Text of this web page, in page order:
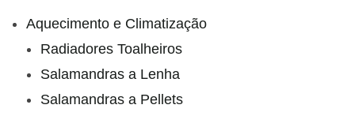
Aquecimento e Climatização
Radiadores Toalheiros
Salamandras a Lenha
Salamandras a Pellets